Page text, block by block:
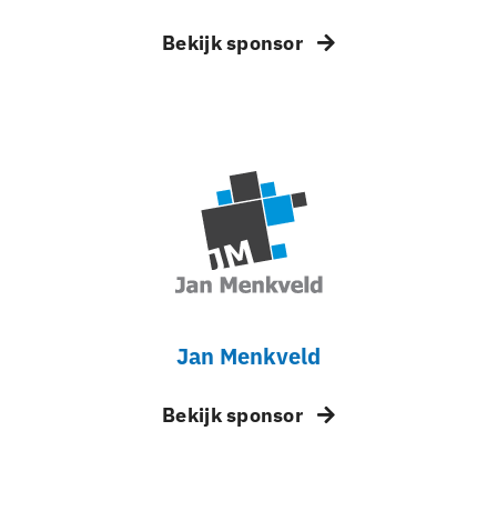
Bekijk sponsor
Jan Menkveld
Bekijk sponsor